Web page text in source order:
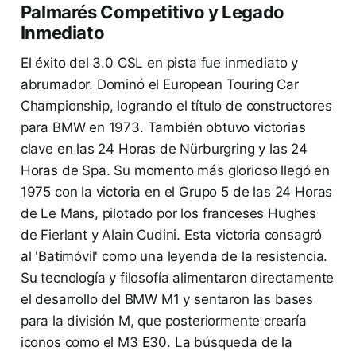
Palmarés Competitivo y Legado
Inmediato
El éxito del 3.0 CSL en pista fue inmediato y
abrumador. Dominó el European Touring Car
Championship, logrando el título de constructores
para BMW en 1973. También obtuvo victorias
clave en las 24 Horas de Nürburgring y las 24
Horas de Spa. Su momento más glorioso llegó en
1975 con la victoria en el Grupo 5 de las 24 Horas
de Le Mans, pilotado por los franceses Hughes
de Fierlant y Alain Cudini. Esta victoria consagró
al 'Batimóvil' como una leyenda de la resistencia.
Su tecnología y filosofía alimentaron directamente
el desarrollo del BMW M1 y sentaron las bases
para la división M, que posteriormente crearía
iconos como el M3 E30. La búsqueda de la